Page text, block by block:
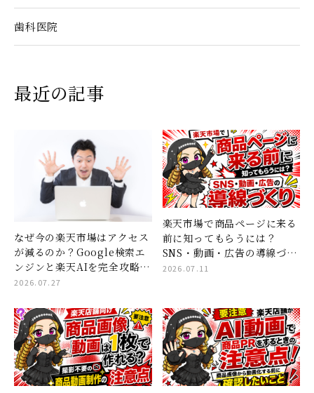
歯科医院
最近の記事
なぜ今の楽天市場はアクセス
が減るのか？Google検索エ
ンジンと楽天AIを完全攻略す
る「コンテンツページ×ショ
2026.07.27
楽天市場で商品ページに来る
前に知ってもらうには？
SNS・動画・広告の導線づく
り
2026.07.11